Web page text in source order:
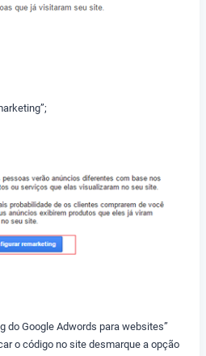
do Google Adwords para websites”
o código no site desmarque a opção